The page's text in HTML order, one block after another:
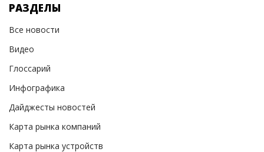
РАЗДЕЛЫ
Все новости
Видео
Глоссарий
Инфографика
Дайджесты новостей
Карта рынка компаний
Карта рынка устройств